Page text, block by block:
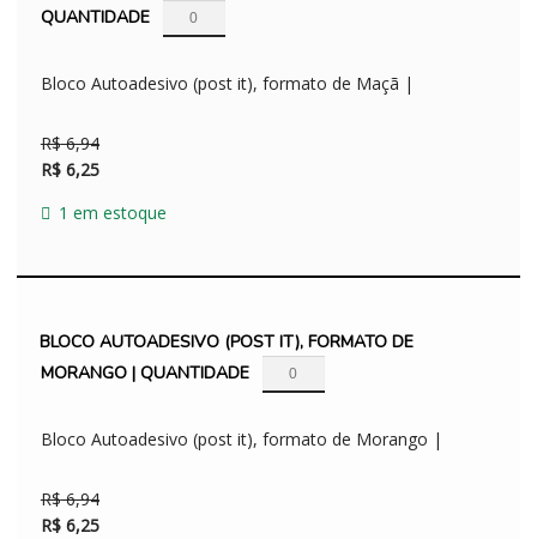
QUANTIDADE
Bloco Autoadesivo (post it), formato de Maçã |
R$6,94
O
preço
era:
R$6,25
O
preço
é: 1 em estoque
BLOCO AUTOADESIVO (POST IT), FORMATO DE
MORANGO | QUANTIDADE
Bloco Autoadesivo (post it), formato de Morango |
R$6,94
R$6,25